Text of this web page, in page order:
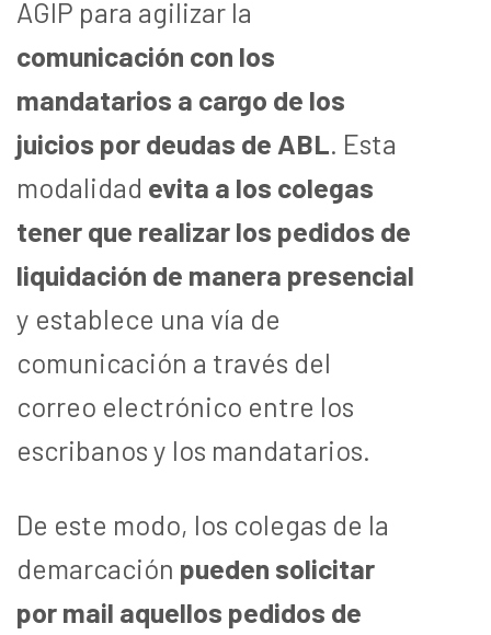
AGIP para agilizar la
comunicación con los
mandatarios a cargo de los
juicios por deudas de ABL. Esta
modalidad evita a los colegas
tener que realizar los pedidos de
liquidación de manera presencial
y establece una vía de
comunicación a través del
correo electrónico entre los
escribanos y los mandatarios.
De este modo, los colegas de la
demarcación pueden solicitar
por mail aquellos pedidos de